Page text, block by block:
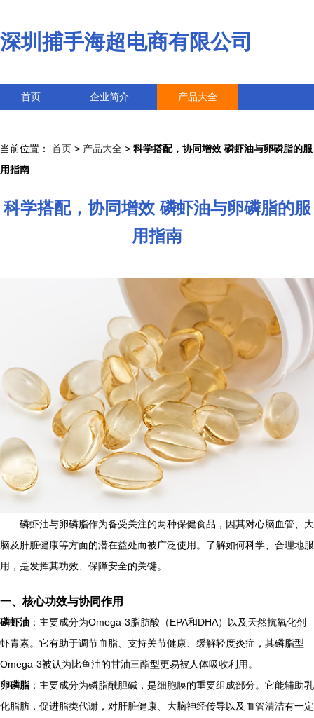
深圳捕手海超电商有限公司
首页 企业简介 产品大全
当前位置： 首页 > 产品大全 > 科学搭配，协同增效 磷虾油与卵磷脂的服
用指南
科学搭配，协同增效 磷虾油与卵磷脂的服
用指南
磷虾油与卵磷脂作为备受关注的两种保健食品，因其对心脑血管、大
脑及肝脏健康等方面的潜在益处而被广泛使用。了解如何科学、合理地服
用，是发挥其功效、保障安全的关键。
一、核心功效与协同作用
磷虾油 ：主要成分为Omega-3脂肪酸（EPA和DHA）以及天然抗氧化剂
虾青素。它有助于调节血脂、支持关节健康、缓解轻度炎症，其磷脂型
Omega-3被认为比鱼油的甘油三酯型更易被人体吸收利用。
卵磷脂 ：主要成分为磷脂酰胆碱，是细胞膜的重要组成部分。它能辅助乳
化脂肪，促进脂类代谢，对肝脏健康、大脑神经传导以及血管清洁有一定